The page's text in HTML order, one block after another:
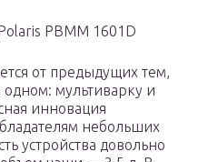
PBMM 1601D
от предыдущих тем,
одном: мультиварку и
инновация
небольших
устройства довольно